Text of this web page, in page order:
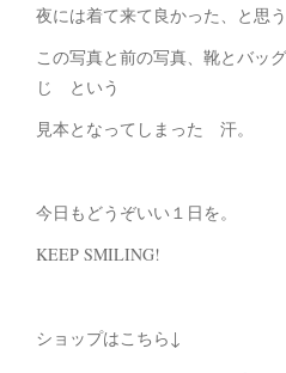
夜には着て来て良かった、と思
この写真と前の写真、靴とバッ
じ という
見本となってしまった 汗。
今日もどうぞいい１日を。
KEEP SMILING!
ショップはこちら↓